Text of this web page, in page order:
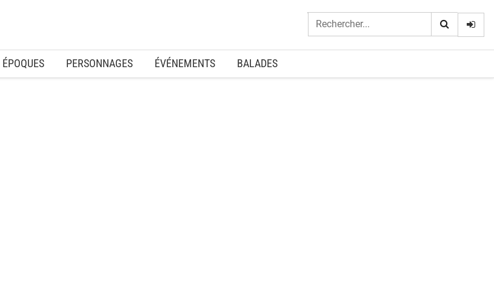
ÉPOQUES PERSONNAGES ÉVÉNEMENTS BALADES